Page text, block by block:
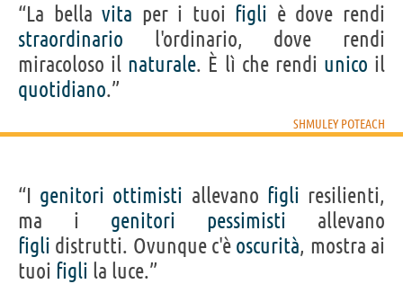
“La bellavita per i tuoi figli è dove rendi
straordinario l'ordinario, dove rendi
miracoloso il naturale. È lì che rendi unico il
quotidiano.”
SHMULEY POTEACH
“I genitori ottimisti allevano figli resilienti,
ma i genitori pessimisti allevano
figli distrutti. Ovunque c'è oscurità, mostra ai
tuoi figli la luce.”